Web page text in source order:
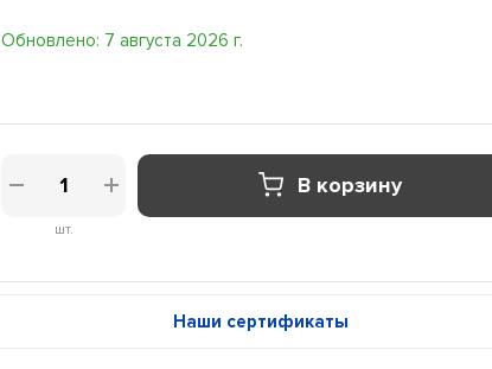
Обновлено: 7 августа 2026 г.
шт.
В корзину
Наши сертификаты